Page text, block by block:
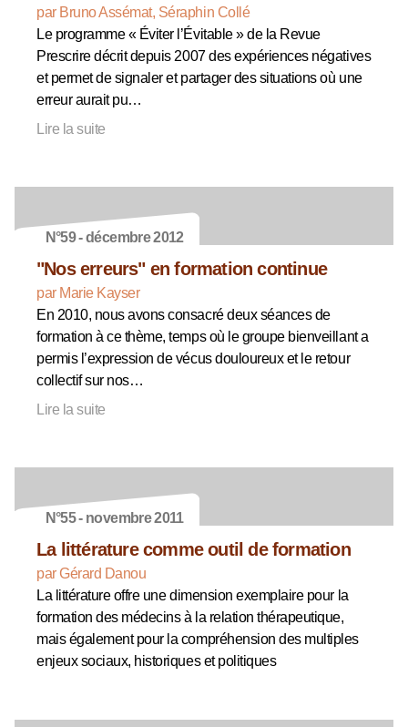
par Bruno Assémat, Séraphin Collé
Le programme « Éviter l’Évitable » de la Revue
Prescrire décrit depuis 2007 des expériences négatives
et permet de signaler et partager des situations où une
erreur aurait pu…
Lire la suite
N°59 - décembre 2012
"Nos erreurs" en formation continue
par Marie Kayser
En 2010, nous avons consacré deux séances de
formation à ce thème, temps où le groupe bienveillant a
permis l’expression de vécus douloureux et le retour
collectif sur nos…
Lire la suite
N°55 - novembre 2011
La littérature comme outil de formation
par Gérard Danou
La littérature offre une dimension exemplaire pour la
formation des médecins à la relation thérapeutique,
mais également pour la compréhension des multiples
enjeux sociaux, historiques et politiques